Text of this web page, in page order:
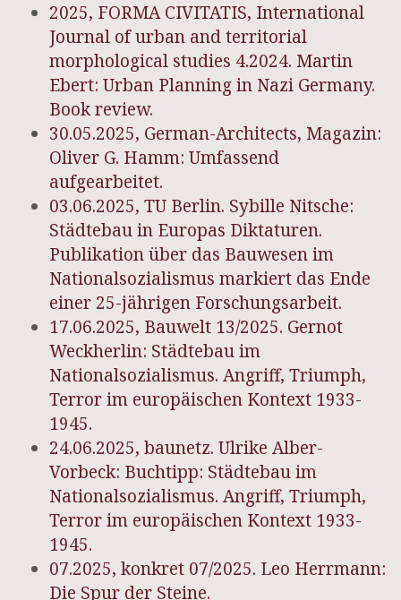
2025, FORMA CIVITATIS, International
Journal of urban and territorial
morphological studies 4.2024. Martin
Ebert: Urban Planning in Nazi Germany.
Book review.
30.05.2025, German-Architects, Magazin:
Oliver G. Hamm: Umfassend
aufgearbeitet.
03.06.2025, TU Berlin. Sybille Nitsche:
Städtebau in Europas Diktaturen.
Publikation über das Bauwesen im
Nationalsozialismus markiert das Ende
einer 25-jährigen Forschungsarbeit.
17.06.2025, Bauwelt 13/2025. Gernot
Weckherlin: Städtebau im
Nationalsozialismus. Angriff, Triumph,
Terror im europäischen Kontext 1933-
1945.
24.06.2025, baunetz. Ulrike Alber-
Vorbeck: Buchtipp: Städtebau im
Nationalsozialismus. Angriff, Triumph,
Terror im europäischen Kontext 1933-
1945.
07.2025, konkret 07/2025. Leo Herrmann:
Die Spur der Steine.